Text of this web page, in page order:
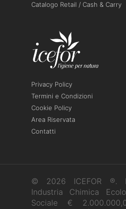
Catalogo Retail / Cash & Carry
Privacy Policy
Termini e Condizioni
Cookie Policy
Area Riservata
Contatti
© 2026 ICEFOR ®.
Industria Chimica
Sociale €